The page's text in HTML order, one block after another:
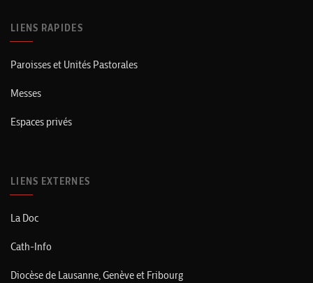
LIENS RAPIDES
Paroisses et Unités Pastorales
Messes
Espaces privés
LIENS EXTERNES
La Doc
Cath-Info
Diocèse de Lausanne, Genève et Fribourg